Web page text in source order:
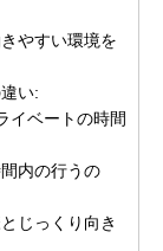
やすい環境を
い:
イベートの時間
内の行うの
じっくり向き